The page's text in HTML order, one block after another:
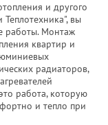
и другого
вы
работы. Монтаж
квартир и
радиаторов,
работа, которую
и тепло при